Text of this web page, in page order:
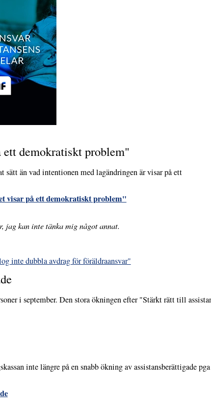
demokratiskt problem"
än vad intentionen med lagändringen är visar på ett
visar på ett demokratiskt problem"
jag kan inte tänka mig något annat.
inte dubbla avdrag för föräldraansvar"
i september. Den stora ökningen efter "Stärkt rätt till
inte längre på en snabb ökning av assistansberättigade pga